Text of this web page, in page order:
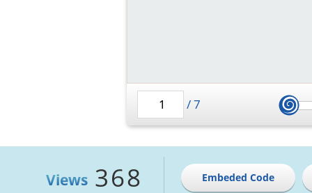
/7
Views 368 Embeded Code